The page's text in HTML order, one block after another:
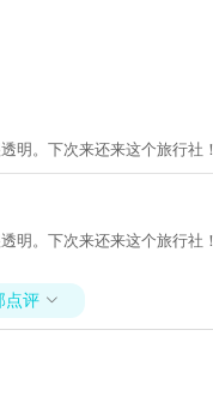
明。下次来还来这个旅行社！
明。下次来还来这个旅行社！
点评 